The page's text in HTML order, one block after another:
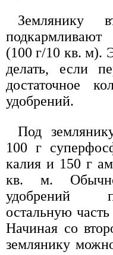
Землянику
(100 г/10 кв. м).
делать, если
достаточное
удобрений.
Под
100 г
калия и 150 г
кв. м.
удобрений
остальную
Начиная со
землянику